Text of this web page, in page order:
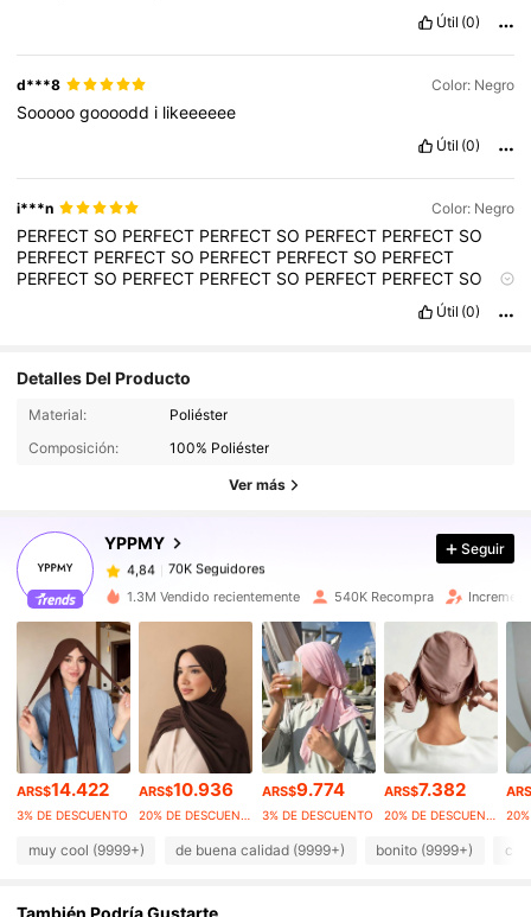
Útil (0)
d***8 Color: Negro
Sooooogoooodd i likeeeeee
Útil (0)
i***n Color: Negro
PERFECT SO PERFECT PERFECT SO PERFECT PERFECT SO
PERFECT PERFECT SO PERFECT PERFECT SO PERFECT
PERFECT SO PERFECT PERFECT SO PERFECT PERFECT SO
PERFECT
Útil (0)
Detalles Del Producto
Material:
Poliéster
Composición:
100% Poliéster
Ver más
YPPMY
70K Seguidores
70K Seguidores
70K Seguidores
4,84
4,84 70K Seguidores
4,84 70K Seguidores
4,84 70K Seguidores
4,84 70K Seguidores
4,84 70K Seguidores
4,84 70K Seguidores
4,84 70K Seguidores
Seguir
1.3M Vendido recientemente 540K Recompra
ARS$14.422
3% DE DESCUENTO
ARS$10.936
20% DE DESCUENTO
ARS$9.774
3% DE DESCUENTO
ARS$7.382
20% DE DESCUENTO
muy cool (9999+) de buena calidad (9999+) bonito (9999+)
También Podría Gustarte